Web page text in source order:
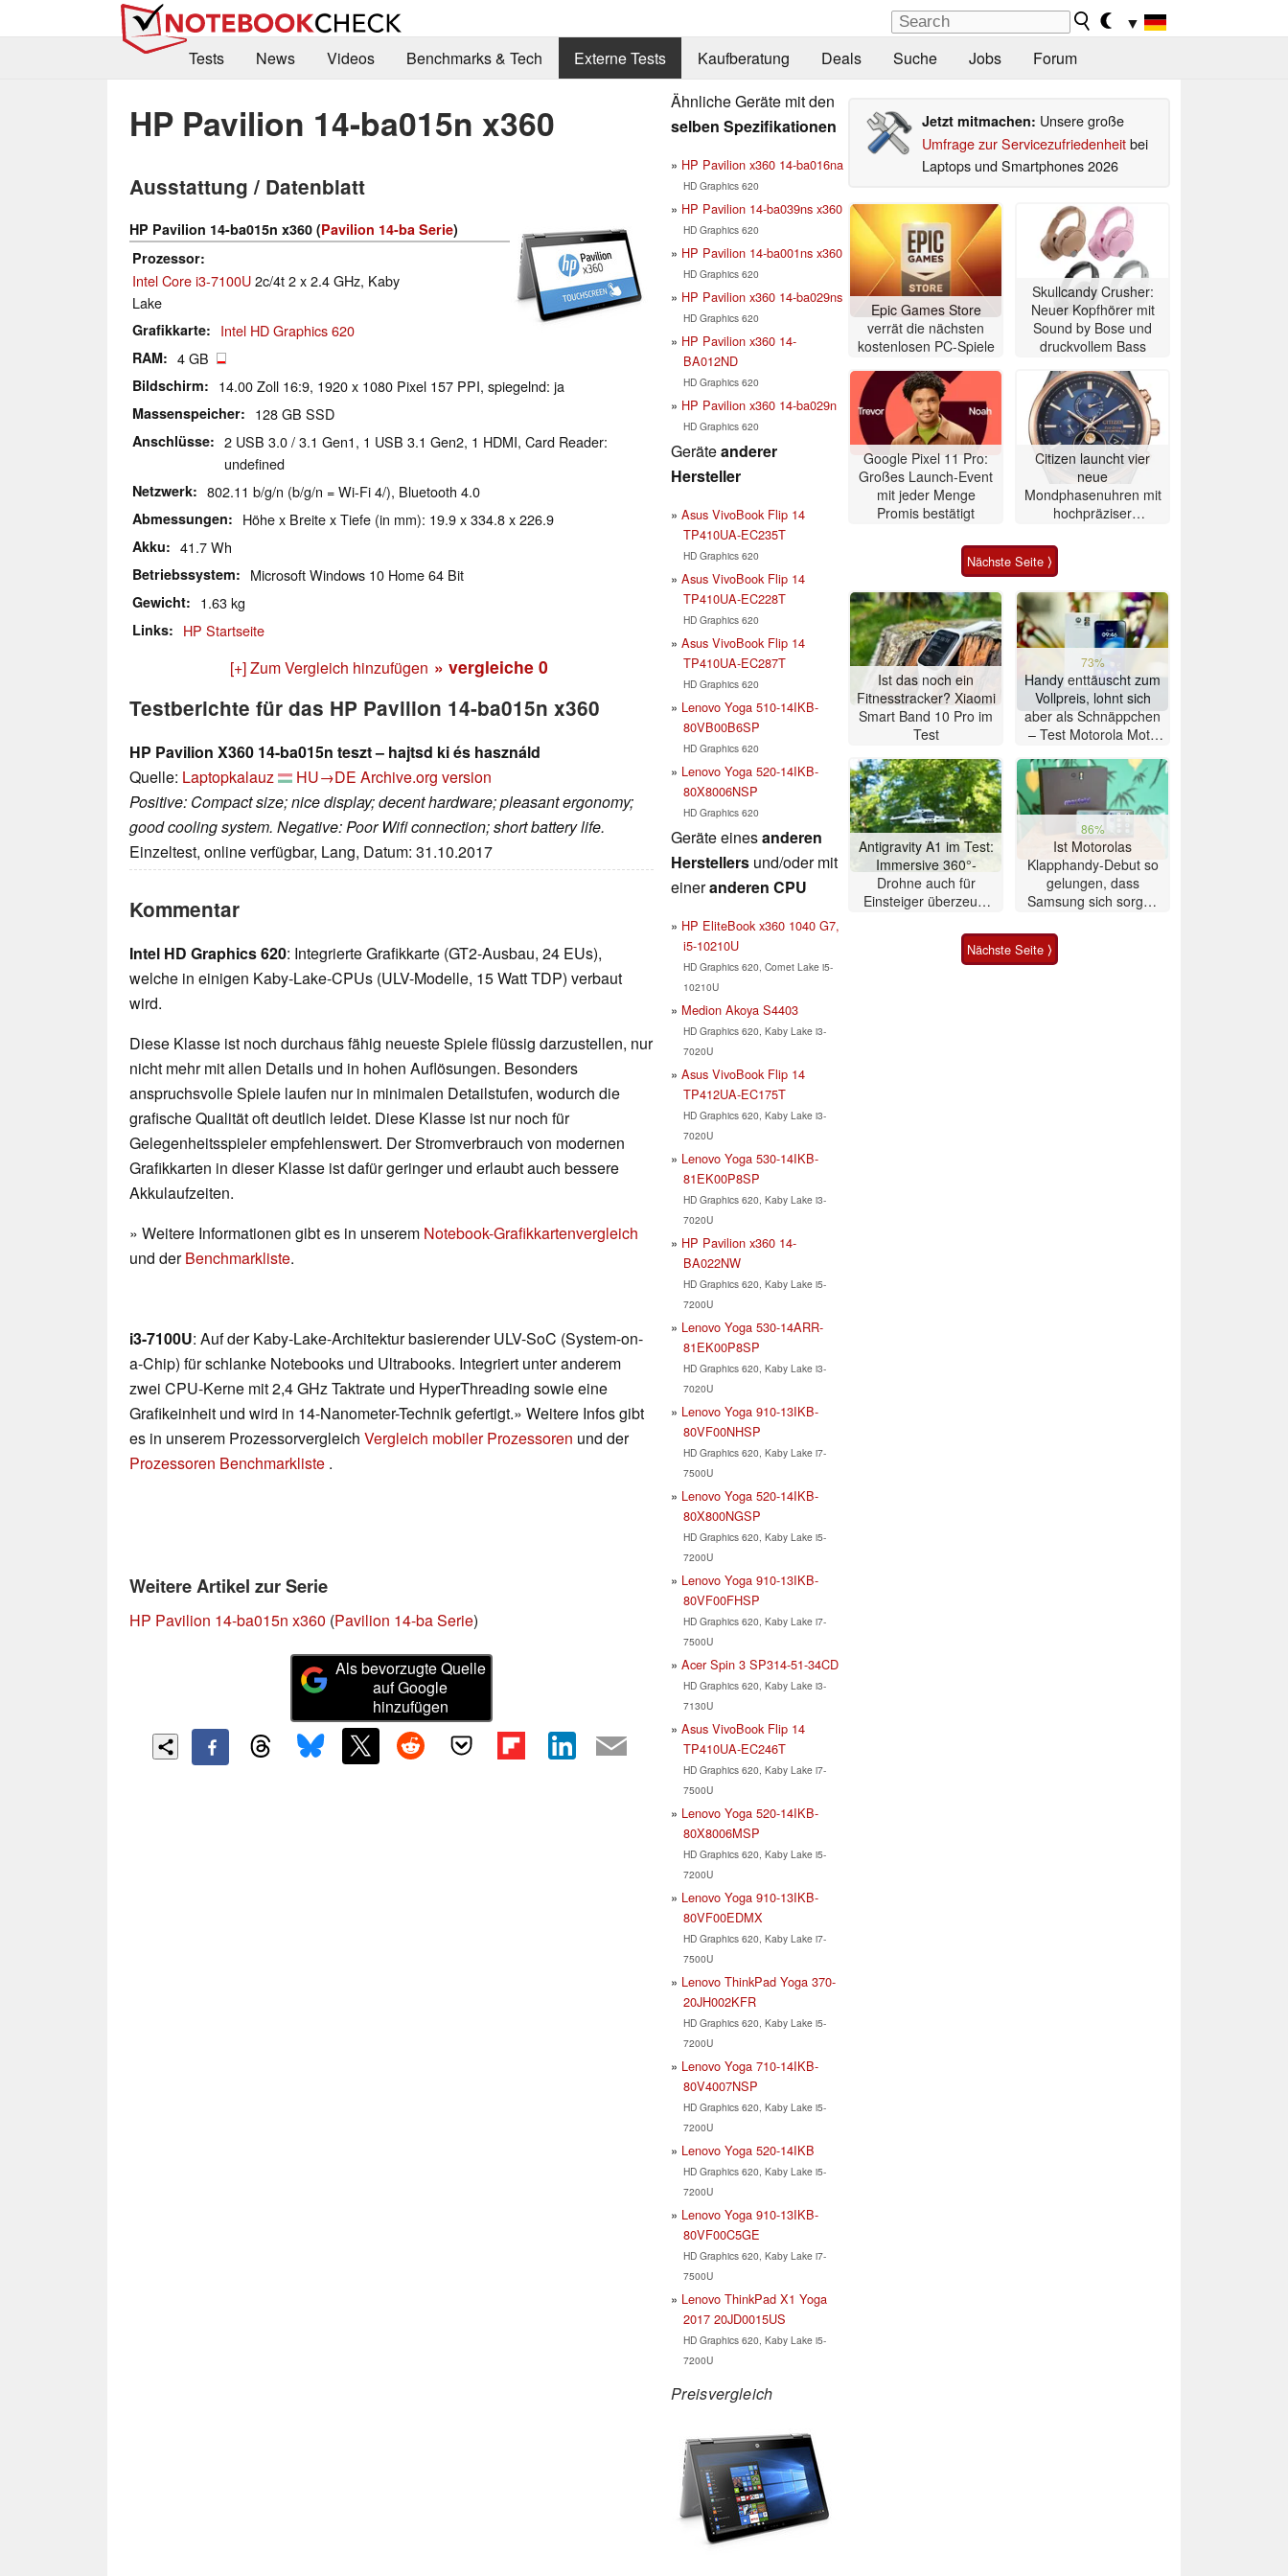
▼
Tests
News Videos Benchmarks & Tech Externe Tests Kaufberatung Deals Suche Jobs Forum
HP Pavilion 14-ba015n x360
Ausstattung / Datenblatt
HP Pavilion 14-ba015n x360 (Pavilion 14-ba Serie)
Prozessor
Intel Core i3-7100U2c/4t 2 x 2.4 GHz, Kaby
Lake
Grafikkarte Intel HD Graphics 620
RAM 4 GB
Bildschirm 14.00 Zoll 16:9, 1920 x 1080 Pixel 157 PPI, spiegelnd: ja
Massenspeicher 128 GB SSD
Anschlüsse
2 USB 3.0 / 3.1 Gen1, 1 USB 3.1 Gen2, 1 HDMI, Card Reader:
undefined
Netzwerk 802.11 b/g/n (b/g/n = Wi-Fi 4/), Bluetooth 4.0
Abmessungen Höhe x Breite x Tiefe (in mm): 19.9 x 334.8 x 226.9
Akku 41.7 Wh
Betriebssystem Microsoft Windows 10 Home 64 Bit
Gewicht 1.63 kg
Links HP Startseite
[+] Zum Vergleich hinzufügen » vergleiche 0
Testberichte für das HP Pavilion 14-ba015n x360
HP Pavilion X360 14-ba015n teszt – hajtsd ki és használd
Quelle: Laptopkalauz HU→DE Archive.org version
Positive: Compact size; nice display; decent hardware; pleasant ergonomy;
good cooling system. Negative: Poor Wifi connection; short battery life.
Einzeltest, online verfügbar, Lang, Datum: 31.10.2017
Kommentar
Intel HD Graphics 620: Integrierte Grafikkarte (GT2-Ausbau, 24 EUs),
welche in einigen Kaby-Lake-CPUs (ULV-Modelle, 15 Watt TDP) verbaut
wird.
Diese Klasse ist noch durchaus fähig neueste Spiele flüssig darzustellen, nur
nicht mehr mit allen Details und in hohen Auflösungen. Besonders
anspruchsvolle Spiele laufen nur in minimalen Detailstufen, wodurch die
grafische Qualität oft deutlich leidet. Diese Klasse ist nur noch für
Gelegenheitsspieler empfehlenswert. Der Stromverbrauch von modernen
Grafikkarten in dieser Klasse ist dafür geringer und erlaubt auch bessere
Akkulaufzeiten.
» Weitere Informationen gibt es in unserem Notebook-Grafikkartenvergleich
und derBenchmarkliste.
i3-7100U: Auf der Kaby-Lake-Architektur basierender ULV-SoC (System-on-
a-Chip) für schlanke Notebooks und Ultrabooks. Integriert unter anderem
zwei CPU-Kerne mit 2,4 GHz Taktrate und HyperThreading sowie eine
Grafikeinheit und wird in 14-Nanometer-Technik gefertigt.» Weitere Infos gibt
es in unserem Prozessorvergleich Vergleich mobiler Prozessoren und der
Prozessoren Benchmarkliste .
Weitere Artikel zur Serie
HP Pavilion 14-ba015n x360 (Pavilion 14-ba Serie)
Als bevorzugte Quelle
auf Google
hinzufügen
Ähnliche Geräte mit den
selben Spezifikationen
HP Pavilion x360 14-ba016na
HD Graphics 620
HP Pavilion 14-ba039ns x360
HD Graphics 620
HP Pavilion 14-ba001ns x360
HD Graphics 620
HP Pavilion x360 14-ba029ns
HD Graphics 620
HP Pavilion x360 14-
BA012ND
HD Graphics 620
HP Pavilion x360 14-ba029n
HD Graphics 620
Geräteanderer
Hersteller
Asus VivoBook Flip 14
TP410UA-EC235T
HD Graphics 620
Asus VivoBook Flip 14
TP410UA-EC228T
HD Graphics 620
Asus VivoBook Flip 14
TP410UA-EC287T
HD Graphics 620
Lenovo Yoga 510-14IKB-
80VB00B6SP
HD Graphics 620
Lenovo Yoga 520-14IKB-
80X8006NSP
HD Graphics 620
Geräte einesanderen
Herstellers und/oder mit
eineranderen CPU
HP EliteBook x360 1040 G7,
i5-10210U
HD Graphics 620, Comet Lake i5-
10210U
Medion Akoya S4403
HD Graphics 620, Kaby Lake i3-
7020U
Asus VivoBook Flip 14
TP412UA-EC175T
HD Graphics 620, Kaby Lake i3-
7020U
Lenovo Yoga 530-14IKB-
81EK00P8SP
HD Graphics 620, Kaby Lake i3-
7020U
HP Pavilion x360 14-
BA022NW
HD Graphics 620, Kaby Lake i5-
7200U
Lenovo Yoga 530-14ARR-
81EK00P8SP
HD Graphics 620, Kaby Lake i3-
7020U
Lenovo Yoga 910-13IKB-
80VF00NHSP
HD Graphics 620, Kaby Lake i7-
7500U
Lenovo Yoga 520-14IKB-
80X800NGSP
HD Graphics 620, Kaby Lake i5-
7200U
Lenovo Yoga 910-13IKB-
80VF00FHSP
HD Graphics 620, Kaby Lake i7-
7500U
Acer Spin 3 SP314-51-34CD
HD Graphics 620, Kaby Lake i3-
7130U
Asus VivoBook Flip 14
TP410UA-EC246T
HD Graphics 620, Kaby Lake i7-
7500U
Lenovo Yoga 520-14IKB-
80X8006MSP
HD Graphics 620, Kaby Lake i5-
7200U
Lenovo Yoga 910-13IKB-
80VF00EDMX
HD Graphics 620, Kaby Lake i7-
7500U
Lenovo ThinkPad Yoga 370-
20JH002KFR
HD Graphics 620, Kaby Lake i5-
7200U
Lenovo Yoga 710-14IKB-
80V4007NSP
HD Graphics 620, Kaby Lake i5-
7200U
Lenovo Yoga 520-14IKB
HD Graphics 620, Kaby Lake i5-
7200U
Lenovo Yoga 910-13IKB-
80VF00C5GE
HD Graphics 620, Kaby Lake i7-
7500U
Lenovo ThinkPad X1 Yoga
2017 20JD0015US
HD Graphics 620, Kaby Lake i5-
7200U
Preisvergleich
Jetzt mitmachen: Unsere große
Umfrage zur Servicezufriedenheitbei
Laptops und Smartphones 2026
Epic Games Store
verrät die nächsten
kostenlosen PC-Spiele
Skullcandy Crusher:
Neuer Kopfhörer mit
Sound by Bose und
druckvollem Bass
Google Pixel 11 Pro:
Großes Launch-Event
mit jeder Menge
Promis bestätigt
Citizen launcht vier
neue
Mondphasenuhren mit
hochpräziser
Nächste Seite ⟩
Ist das noch ein
Fitnesstracker? Xiaomi
Smart Band 10 Pro im
Test
73%
Handy enttäuscht zum
Vollpreis, lohnt sich
aber als Schnäppchen
– Test Motorola Moto
Antigravity A1 im Test:
Immersive 360°-
Drohne auch für
Einsteiger überzeugt
86%
Ist Motorolas
Klapphandy-Debut so
gelungen, dass
Samsung sich sorgen
Smartphone im Test
Nächste Seite ⟩